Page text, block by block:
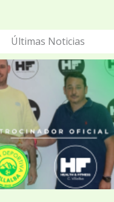
Últimas Noticias